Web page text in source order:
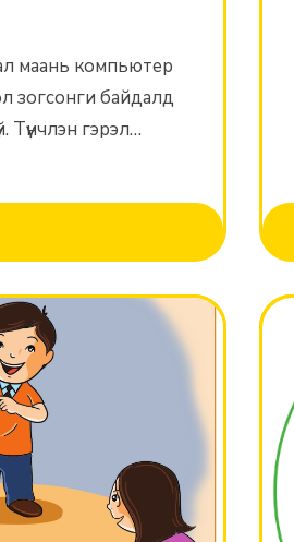
маань компьютер
зогсонги байдалд
гэрэл
хүний ажил
эх орны ажил ч
хамаарлын эрин